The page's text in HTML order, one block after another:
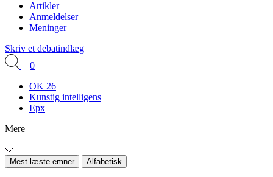
Artikler
Anmeldelser
Meninger
Skriv et debatindlæg
0
OK 26
Kunstig intelligens
Epx
Mere
Mest læste emner Alfabetisk